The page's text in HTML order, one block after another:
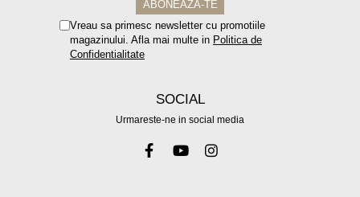
Vreau sa primesc newsletter cu promotiile
magazinului. Afla mai multe in Politica de
Confidentialitate
SOCIAL
Urmareste-ne in social media